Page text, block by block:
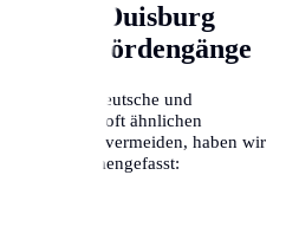
in Duisburg
für Behördengänge
befinden, deutsche und
folgen oft ähnlichen
und Frust zu vermeiden, haben wir
Sie zusammengefasst: